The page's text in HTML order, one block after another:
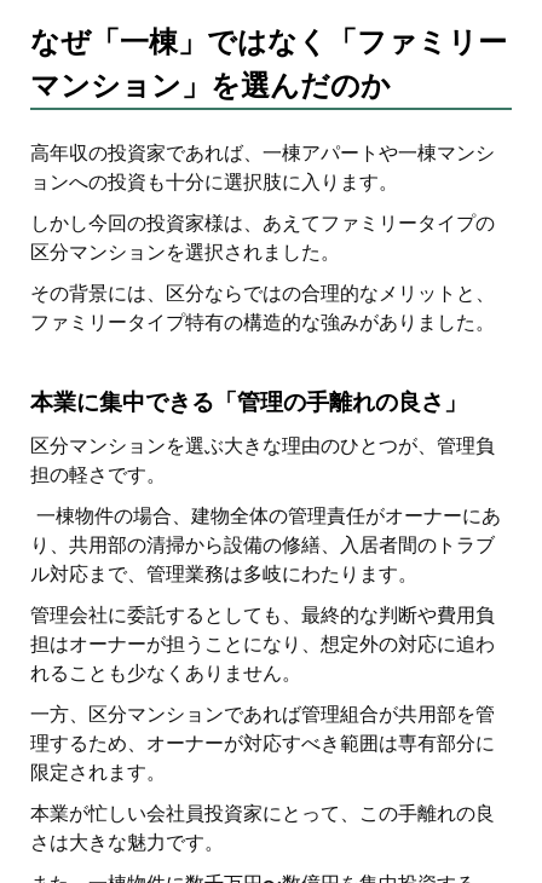
なぜ「一棟」ではなく「ファミリー
マンション」を選んだのか
高年収の投資家であれば、一棟アパートや一棟マンシ
ョンへの投資も十分に選択肢に入ります。
しかし今回の投資家様は、あえてファミリータイプの
区分マンションを選択されました。
その背景には、区分ならではの合理的なメリットと、
ファミリータイプ特有の構造的な強みがありました。
本業に集中できる「管理の手離れの良さ」
区分マンションを選ぶ大きな理由のひとつが、管理負
担の軽さです。
一棟物件の場合、建物全体の管理責任がオーナーにあ
り、共用部の清掃から設備の修繕、入居者間のトラブ
ル対応まで、管理業務は多岐にわたります。
管理会社に委託するとしても、最終的な判断や費用負
担はオーナーが担うことになり、想定外の対応に追わ
れることも少なくありません。
一方、区分マンションであれば管理組合が共用部を管
理するため、オーナーが対応すべき範囲は専有部分に
限定されます。
本業が忙しい会社員投資家にとって、この手離れの良
さは大きな魅力です。